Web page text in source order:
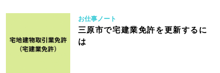
お仕事ノート
三原市で宅建業免許を更新するに
は